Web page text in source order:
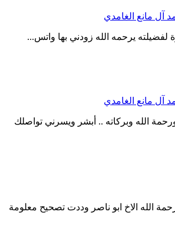
آل مانع الغامدي
يرحمه الله زودني بها واتس...
آل مانع الغامدي
الله وبركاته .. أبشر ويسرني تواصلك
الله الاخ ابو ناصر وددت تصحيح معلومة